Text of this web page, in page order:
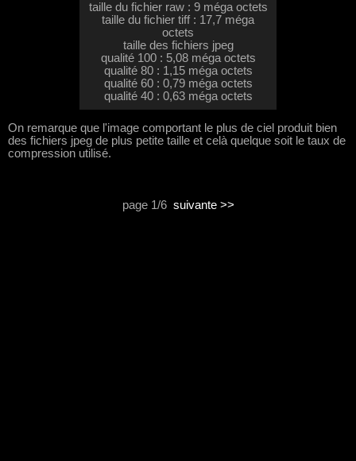
taille du fichier raw : 9 méga octets
taille du fichier tiff : 17,7 méga
octets
taille des fichiers jpeg
qualité 100 : 5,08 méga octets
qualité 80 : 1,15 méga octets
qualité 60 : 0,79 méga octets
qualité 40 : 0,63 méga octets
On remarque que l'image comportant le plus de ciel produit bien
des fichiers jpeg de plus petite taille et celà quelque soit le taux de
compression utilisé.
page 1/6 suivante >>